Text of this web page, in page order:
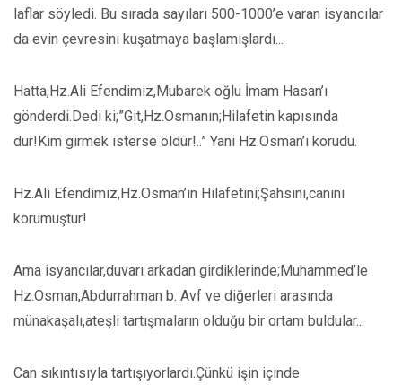
laflar söyledi. Bu sırada sayıları 500-1000’e varan isyancılar
da evin çevresini kuşatmaya başlamışlardı...
Hatta,Hz.Ali Efendimiz,Mubarek oğlu İmam Hasan’ı
gönderdi.Dedi ki;”Git,Hz.Osmanın;Hilafetin kapısında
dur!Kim girmek isterse öldür!..” Yani Hz.Osman’ı korudu.
Hz.Ali Efendimiz,Hz.Osman’ın Hilafetini;Şahsını,canını
korumuştur!
Ama isyancılar,duvarı arkadan girdiklerinde;Muhammed’le
Hz.Osman,Abdurrahman b. Avf ve diğerleri arasında
münakaşalı,ateşli tartışmaların olduğu bir ortam buldular...
Can sıkıntısıyla tartışıyorlardı.Çünkü işin içinde